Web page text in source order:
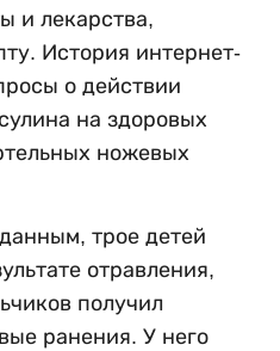
и лекарства,
История интернет-
о действии
на здоровых
ножевых
трое детей
отравления,
получил
ранения. У него